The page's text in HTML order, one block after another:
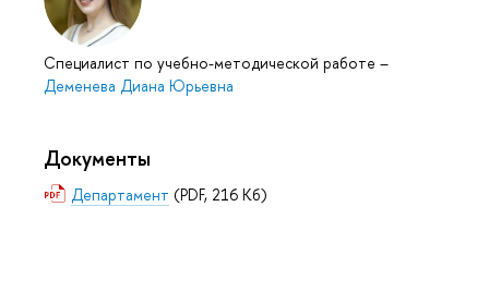
Специалист по учебно-методической работе –
Деменева Диана Юрьевна
Документы
Департамент (PDF, 216 Кб)